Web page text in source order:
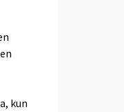
kun